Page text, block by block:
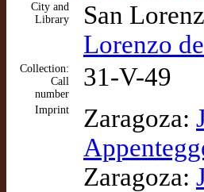
City and
Library
San
Lorenzo
Collection:
Call
number
31-V-49
Imprint Zaragoza:
Zaragoza: